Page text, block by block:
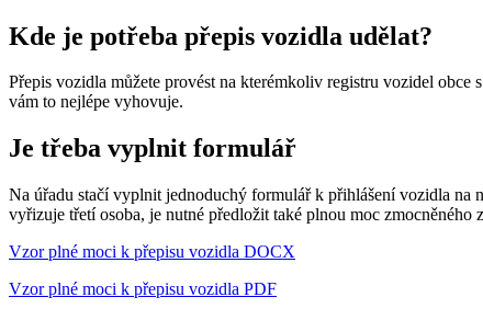
Kde je potřeba přepis vozidla udělat?
Přepis vozidla můžete provést na kterémkoliv registru vozidel
vám to nejlépe vyhovuje.
Je třeba vyplnit formulář
Na úřadu stačí vyplnit jednoduchý formulář k přihlášení vozidla na
vyřizuje třetí osoba, je nutné předložit také plnou moc zmocněného
Vzor plné moci k přepisu vozidla DOCX
Vzor plné moci k přepisu vozidla PDF